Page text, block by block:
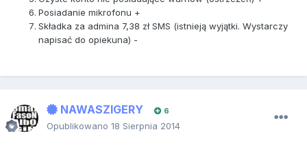
Posiadanie mikrofonu +
Składka za admina 7,38 zł SMS (istnieją wyjątki. Wystarczy
napisać do opiekuna) -
NAWASZIGERY 6
Opublikowano 18 Sierpnia 2014